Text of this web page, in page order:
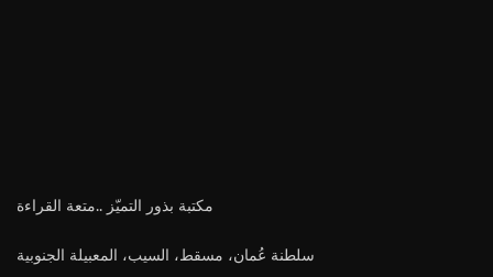
مكتبة بذور التميّز ..متعة القراءة
سلطنة عُمان، مسقط، السيب، المعبيلة الجنوبية